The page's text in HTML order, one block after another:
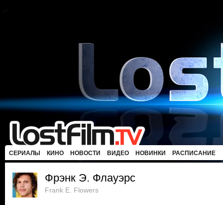
СЕРИАЛЫ КИНО НОВОСТИ ВИДЕО НОВИНКИ РАСПИСАНИЕ
Фрэнк Э. Флауэрс
Frank E. Flowers